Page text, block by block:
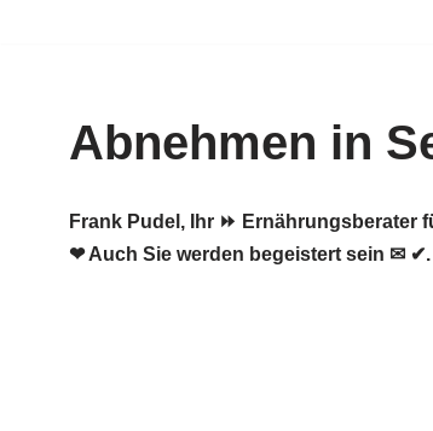
springenAbnehmen in
Frank Pudel, Ihr ⏩
❤ Auch Sie werden begeistert sein ✉ ✔.